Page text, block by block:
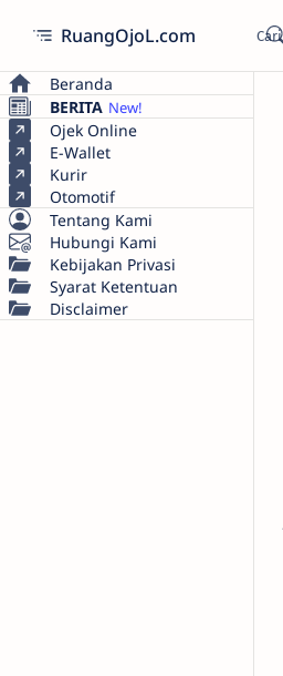
RuangOjoL.com
Beranda
BERITA
Ojek Online
E-Wallet
Kurir
Otomotif
Tentang Kami
Hubungi Kami
Kebijakan Privasi
Syarat Ketentuan
Disclaimer